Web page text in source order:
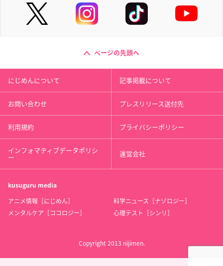
ページの先頭へ
にじめんについて 記事掲載について
お問い合わせ プレスリリース送付先
利用規約 プライバシーポリシー
インフォマティブデータポリシ
ー 運営会社
kusuguru media
アニメ情報［にじめん］
科学ニュース［ナゾロジー］
メンタルケア［ココロジー］
心理テスト［シンリ］
Copyright 2013 nijimen.